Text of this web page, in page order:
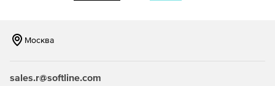
вредоносных сайтов.
маршрутизации.
Москва
sales.r@softline.com